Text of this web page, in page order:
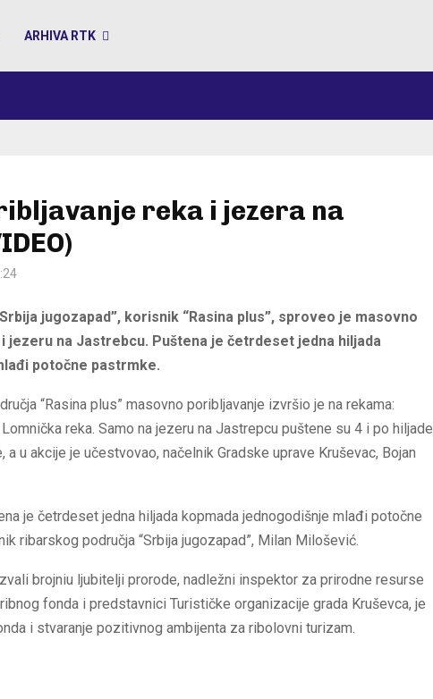
ARHIVA RTK
reka i jezera na
jugozapad”, korisnik “Rasina plus”, sproveo je masovno
jezeru na Jastrebcu. Puštena je četrdeset jedna hiljada
potočne pastrmke.
“Rasina plus” masovno poribljavanje izvršio je na rekama:
reka. Samo na jezeru na Jastrepcu puštene su 4 i po hiljade
u akcije je učestvovao, načelnik Gradske uprave Kruševac, Bojan
je četrdeset jedna hiljada kopmada jednogodišnje mlađi potočne
ribarskog područja “Srbija jugozapad”, Milan Milošević.
brojniu ljubitelji prorode, nadležni inspektor za prirodne resurse
fonda i predstavnici Turističke organizacije grada Kruševca, je
i stvaranje pozitivnog ambijenta za ribolovni turizam.